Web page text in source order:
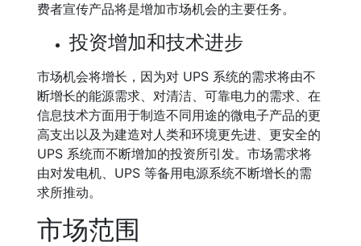
费者宣传产品将是增加市场机会的主要任务。
投资增加和技术进步
市场机会将增长，因为对 UPS 系统的需求将由不
断增长的能源需求、对清洁、可靠电力的需求、在
信息技术方面用于制造不同用途的微电子产品的更
高支出以及为建造对人类和环境更先进、更安全的
UPS 系统而不断增加的投资所引发。市场需求将
由对发电机、UPS 等备用电源系统不断增长的需
求所推动。
市场范围